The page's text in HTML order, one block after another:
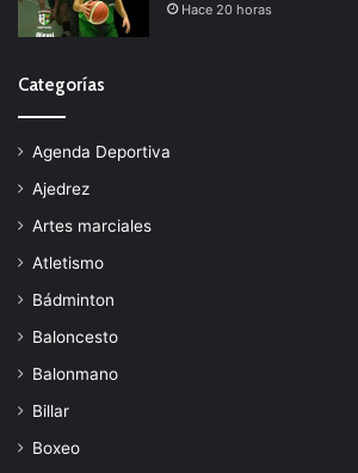
Hace 20 horas
Categorías
Agenda Deportiva
Ajedrez
Artes marciales
Atletismo
Bádminton
Baloncesto
Balonmano
Billar
Boxeo